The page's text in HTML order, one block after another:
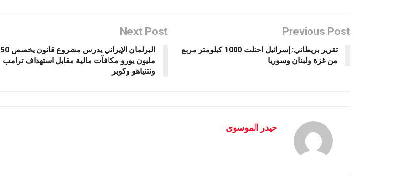
Previous Post
تقرير بريطاني: إسرائيل احتلت 1000 كيلومتر مربع
من غزة ولبنان وسوريا
Next Post
البرلمان الإيراني يدرس مشروع قانون يخصص 50
مليون يورو مكافآت مالية مقابل استهداف ترامب
ونتنياهو وكوبر
حيدر الموسوى